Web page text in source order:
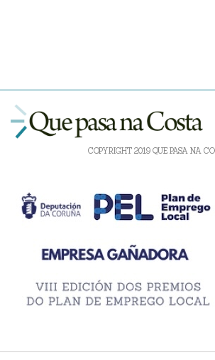
COPYRIGHT 2019 QUE PASA NA